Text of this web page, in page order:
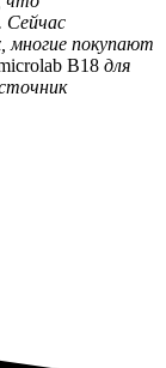
Сейчас
многие покупают
B18 для